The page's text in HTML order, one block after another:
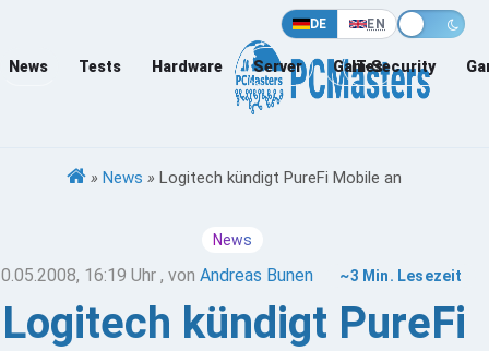
DE EN
News Tests Hardware Server Games
IT-Security
» News » Logitech kündigt PureFi Mobile an
News
16:19 Uhr , vonAndreas Bunen ~3 Min. Lesezeit
Logitech kündigt PureFi